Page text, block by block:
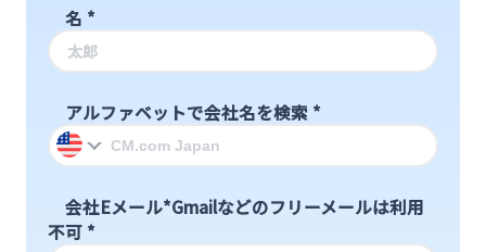
名 *
アルファベットで会社名を検索 *
会社Eメール*Gmailなどのフリーメールは利用
不可 *